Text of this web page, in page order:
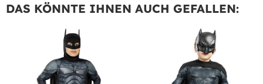
DAS KÖNNTE IHNEN AUCH GEFALLEN: